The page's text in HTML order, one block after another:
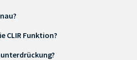
CLIR Funktion?